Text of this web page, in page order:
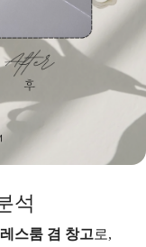
석
스룸 겸 창고 로,